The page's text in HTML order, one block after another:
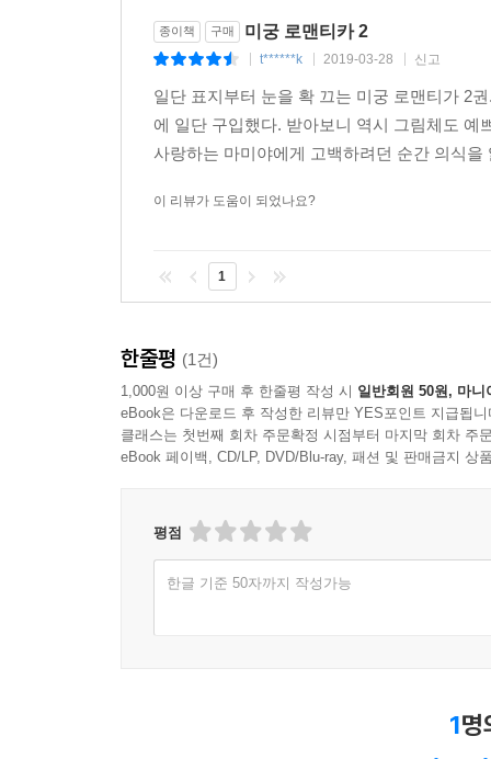
종이책 구매 미궁 로맨티카 2
t******k 2019-03-28 신고
일단 표지부터 눈을 확 끄는 미궁 로맨티가 2
에 일단 구입했다. 받아보니 역시 그림체도
사랑하는 마미야에게 고백하려던 순간 의식
이 리뷰가 도움이 되었나요?
1
한줄평 (1건)
1,000원 이상 구매 후 한줄평 작성 시 일반회원 50원, 마니
eBook은 다운로드 후 작성한 리뷰만 YES포인트 지급됩니
클래스는 첫번째 회차 주문확정 시점부터 마지막 회차 주
eBook 페이백, CD/LP, DVD/Blu-ray, 패션 및 판매금지 상
평점
한글 기준 50자까지 작성가능
1명